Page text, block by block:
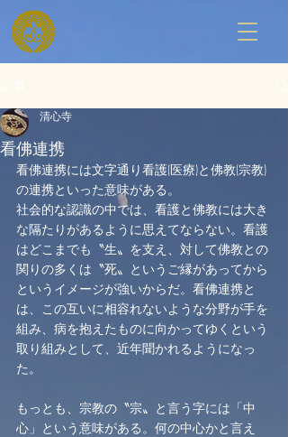
看佛連携
清心寺
看佛連携には文字通り看護(医療)と佛教(宗教)
の連携といった意味がある。
社会的な認識の中では、看護と佛教には大き
な隔たりがあるように思えてならない。看護
はどこまでも〝生〟を支え、対して佛教との
関りの多くは〝死〟というご縁があってから
というイメージが強いからだ。看佛連携と
は、この互いに相容れないような分野が手を
組み、病を抱えたものに向かってゆくという
取り組みとして、近年聞かれるようになっ
た。
もっとも、宗教の〝宗〟と言う字には「中
心」という意味がある。何の中心かと言え